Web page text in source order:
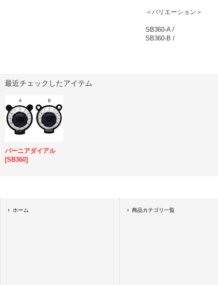
＜バリエーション＞
SB360-A /
SB360-B /
最近チェックしたアイテム
バーニアダイアル
[SB360]
ホーム 商品カテゴリ一覧